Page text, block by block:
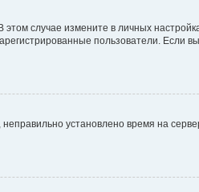
случае измените в личных
пользователи. Если
установлено время на